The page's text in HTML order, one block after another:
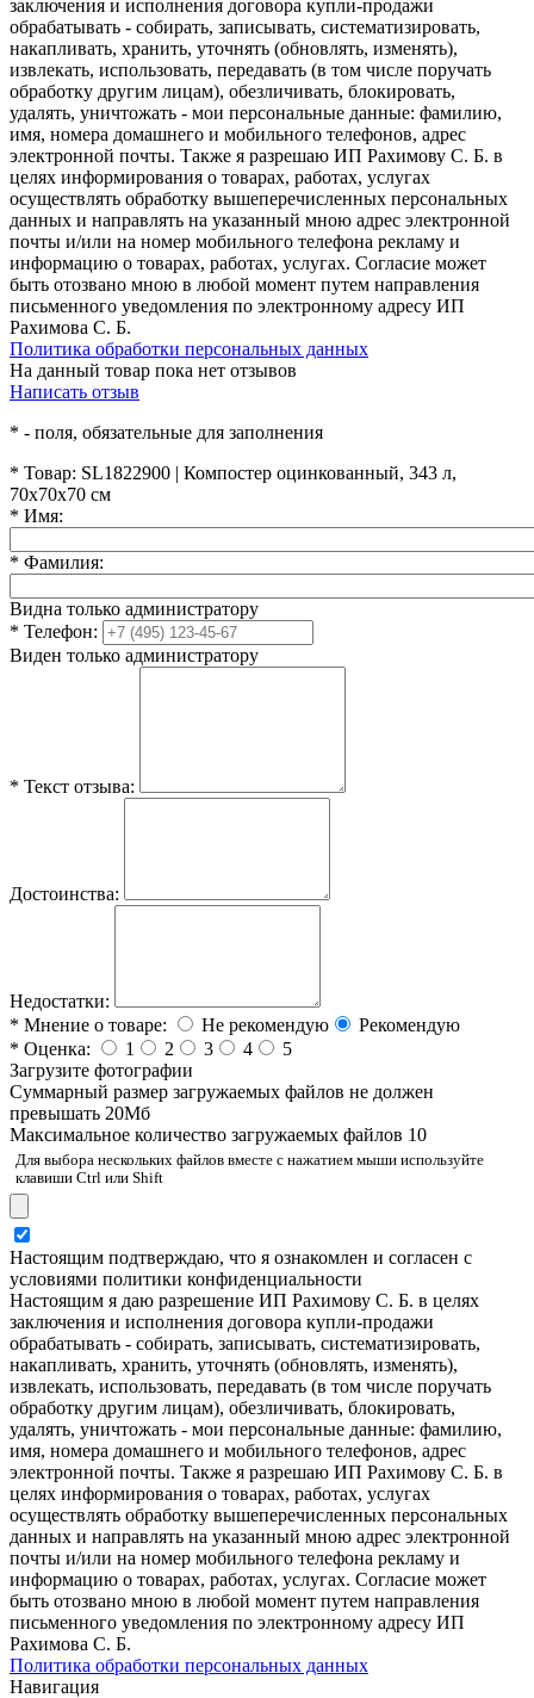
заключения и исполнения договора купли-продажи
обрабатывать - собирать, записывать, систематизировать,
накапливать, хранить, уточнять (обновлять, изменять),
извлекать, использовать, передавать (в том числе поручать
обработку другим лицам), обезличивать, блокировать,
удалять, уничтожать - мои персональные данные: фамилию,
имя, номера домашнего и мобильного телефонов, адрес
электронной почты. Также я разрешаю ИП Рахимову С. Б. в
целях информирования о товарах, работах, услугах
осуществлять обработку вышеперечисленных персональных
данных и направлять на указанный мною адрес электронной
почты и/или на номер мобильного телефона рекламу и
информацию о товарах, работах, услугах. Согласие может
быть отозвано мною в любой момент путем направления
письменного уведомления по электронному адресу ИП
Рахимова С. Б.
Политика обработки персональных данных
На данный товар пока нет отзывов
Написать отзыв
* - поля, обязательные для заполнения
* Товар: SL1822900 | Компостер оцинкованный, 343 л,
70х70х70 см
* Имя:
* Фамилия:
Видна только администратору
* Телефон:
Виден только администратору
* Текст отзыва:
Достоинства:
Недостатки:
* Мнение о товаре: Не рекомендую
Рекомендую
* Оценка: 1 2 3 4
5
Загрузите фотографии
Cуммарный размер загружаемых файлов не должен
превышать 20Мб
Максимальное количество загружаемых файлов 10
Для выбора нескольких файлов вместе с нажатием мыши используйте
клавиши Ctrl или Shift
Настоящим подтверждаю, что я ознакомлен и согласен с
условиями политики конфиденциальности
Настоящим я даю разрешение ИП Рахимову С. Б. в целях
заключения и исполнения договора купли-продажи
обрабатывать - собирать, записывать, систематизировать,
накапливать, хранить, уточнять (обновлять, изменять),
извлекать, использовать, передавать (в том числе поручать
обработку другим лицам), обезличивать, блокировать,
удалять, уничтожать - мои персональные данные: фамилию,
имя, номера домашнего и мобильного телефонов, адрес
электронной почты. Также я разрешаю ИП Рахимову С. Б. в
целях информирования о товарах, работах, услугах
осуществлять обработку вышеперечисленных персональных
данных и направлять на указанный мною адрес электронной
почты и/или на номер мобильного телефона рекламу и
информацию о товарах, работах, услугах. Согласие может
быть отозвано мною в любой момент путем направления
письменного уведомления по электронному адресу ИП
Рахимова С. Б.
Политика обработки персональных данных
Навигация